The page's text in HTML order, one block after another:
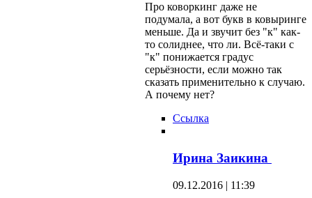
Про коворкинг даже не
подумала, а вот букв в ковыринге
меньше. Да и звучит без "к" как-
то солиднее, что ли. Всё-таки с
"к" понижается градус
серьёзности, если можно так
сказать применительно к случаю.
А почему нет?
Ссылка
Ирина Заикина
09.12.2016 | 11:39